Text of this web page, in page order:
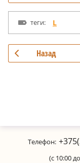
теги: L
Назад
Телефон:
(с 10:00